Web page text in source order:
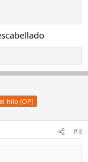
hilo (OP)
#3